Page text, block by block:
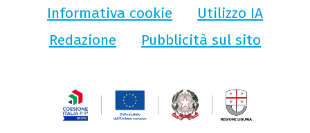
Informativa cookie
Utilizzo IA
Redazione
Pubblicità sul sito